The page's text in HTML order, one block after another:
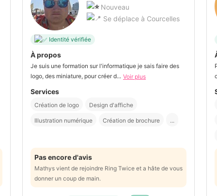
Nouveau
Se déplace à Courcelles
Identité vérifiée
À propos
Je suis une formation sur l'informatique je sais faire des
logo, des miniature, pour créer d... Voir plus
Services
Création de logo Design d'affiche
Illustration numérique Création de brochure ...
Pas encore d'avis
Mathys vient de rejoindre Ring Twice et a hâte de vous
donner un coup de main.